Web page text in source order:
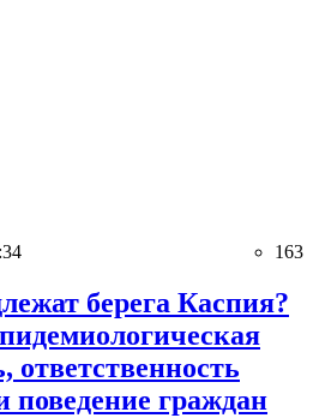
163
берега Каспия?
ответственность
поведение граждан